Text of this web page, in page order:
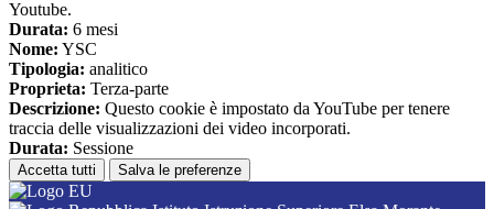
Youtube.
Durata: 6 mesi
Nome: YSC
Tipologia: analitico
Proprieta: Terza-parte
Descrizione: Questo cookie è impostato da YouTube per tenere
traccia delle visualizzazioni dei video incorporati.
Durata: Sessione
Accetta tutti Salva le preferenze